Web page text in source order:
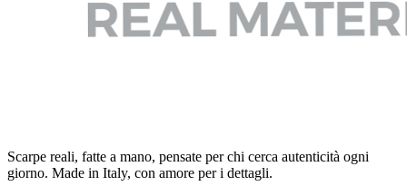
Scarpe reali, fatte a mano, pensate per chi cerca autenticità ogni
giorno. Made in Italy, con amore per i dettagli.